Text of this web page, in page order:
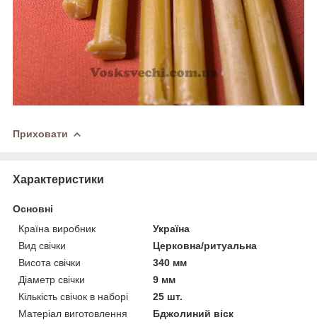
Приховати
Характеристики
Основні
Країна виробник
Україна
Вид свічки
Церковна/ритуальна
Висота свічки
340 мм
Діаметр свічки
9 мм
Кількість свічок в наборі
25 шт.
Матеріал виготовлення
Бджолиний віск